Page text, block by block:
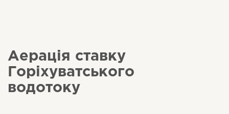
Аерація ставку
Горіхуватського
водотоку